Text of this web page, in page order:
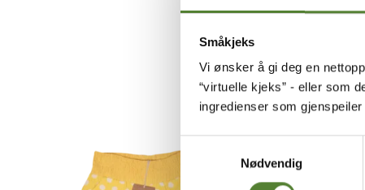
Småkjeks
Vi ønsker å gi deg en
“virtuelle kjeks” - eller som
ingredienser som
Nødvendig